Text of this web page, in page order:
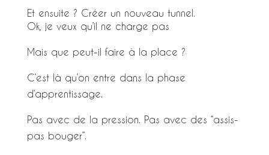
Et ensuite ? Créer un nouveau tunnel.
Ok, je veux qu’il ne charge pas
Mais que peut-il faire à la place ?
C’est là qu’on entre dans la phase
d’apprentissage.
Pas avec de la pression. Pas avec des “assis-
pas bouger”.